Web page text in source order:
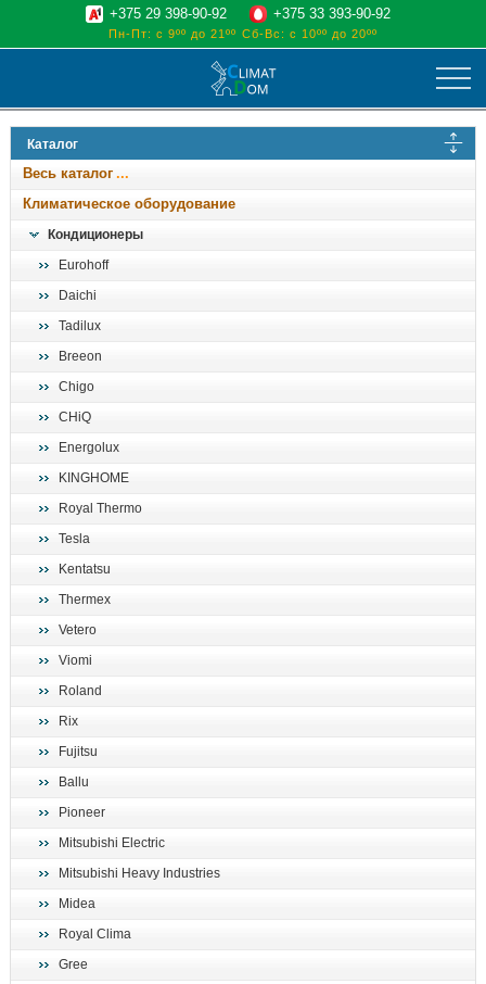
климат
отопительные котлы
водоснабжение
+375 29 398-90-92 +375 33 393-90-92
Пн-Пт: с 9ºº до 21ºº Сб-Вс: с 10ºº до 20ºº
Каталог
Весь каталог
Климатическое оборудование
Кондиционеры
Eurohoff
Daichi
Tadilux
Breeon
Chigo
CHiQ
Energolux
KINGHOME
Royal Thermo
Tesla
Kentatsu
Thermex
Vetero
Viomi
Roland
Rix
Fujitsu
Ballu
Pioneer
Mitsubishi Electric
Mitsubishi Heavy Industries
Midea
Royal Clima
Gree